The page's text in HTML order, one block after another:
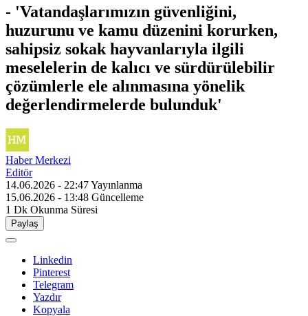
- 'Vatandaşlarımızın güvenliğini,
huzurunu ve kamu düzenini korurken,
sahipsiz sokak hayvanlarıyla ilgili
meselelerin de kalıcı ve sürdürülebilir
çözümlerle ele alınmasına yönelik
değerlendirmelerde bulunduk'
Haber Merkezi
Editör
14.06.2026 - 22:47Yayınlanma
15.06.2026 - 13:48 Güncelleme
1 Dk Okunma Süresi
Paylaş
Linkedin
Pinterest
Telegram
Yazdır
Kopyala